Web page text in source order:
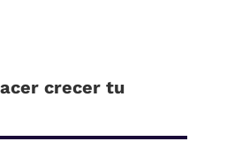
crecer tu